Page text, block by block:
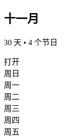
十一月
30 天 • 4 个节日
打开
周日
周一
周二
周三
周四
周五